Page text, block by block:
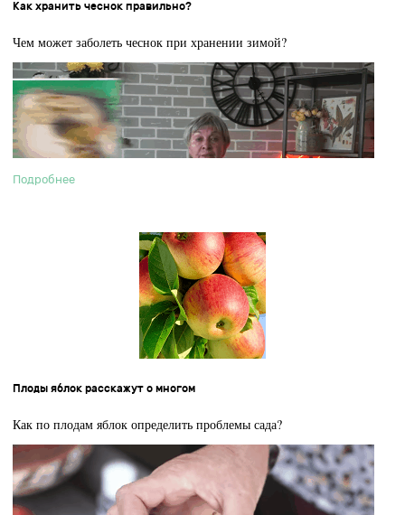
Как хранить чеснок правильно?
Чем может заболеть чеснок при хранении зимой?
Подробнее
Плоды яблок расскажут о многом
Как по плодам яблок определить проблемы сада?